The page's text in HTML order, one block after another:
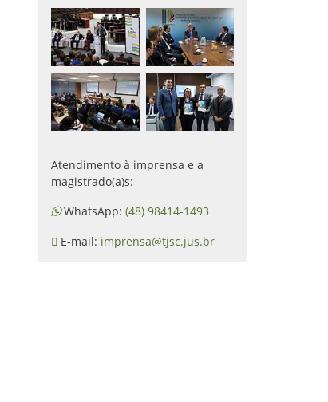
Atendimento à imprensa e a
magistrado(a)s:
WhatsApp: (48) 98414-1493
E-mail: imprensa@tjsc.jus.br